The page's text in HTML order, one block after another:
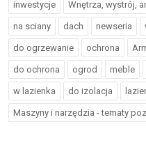
inwestycje Wnętrza, wystrój,
na sciany dach newseria
do ogrzewanie ochrona
do ochrona ogrod meble
w lazienka do izolacja
Maszyny i narzędzia - tematy